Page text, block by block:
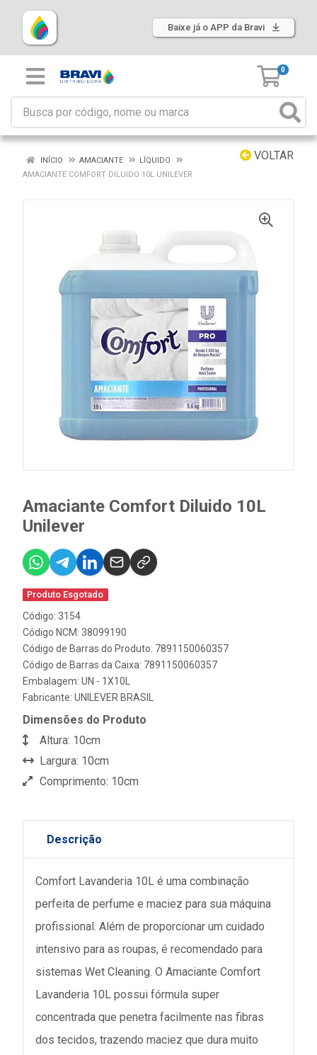
Baixe já o APP da Bravi
0
VOLTAR
INÍCIO AMACIANTE
LÍQUIDO
AMACIANTE COMFORT DILUIDO 10L UNILEVER
Amaciante Comfort Diluido 10L
Unilever
Produto Esgotado
Código: 3154
Código NCM: 38099190
Código de Barras do Produto: 7891150060357
Código de Barras da Caixa: 7891150060357
Embalagem: UN - 1X10L
Fabricante: UNILEVER BRASIL
Dimensões do Produto
Altura: 10cm
Largura: 10cm
Comprimento: 10cm
Descrição
Comfort Lavanderia 10L é uma combinação
perfeita de perfume e maciez para sua máquina
profissional. Além de proporcionar um cuidado
intensivo para as roupas, é recomendado para
sistemas Wet Cleaning. O Amaciante Comfort
Lavanderia 10L possui fórmula super
concentrada que penetra facilmente nas fibras
dos tecidos, trazendo maciez que dura muito